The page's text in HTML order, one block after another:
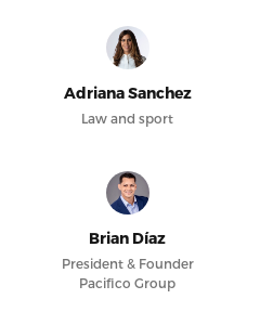
Adriana Sanchez
Law and sport
Brian Díaz
President & Founder
Pacifico Group